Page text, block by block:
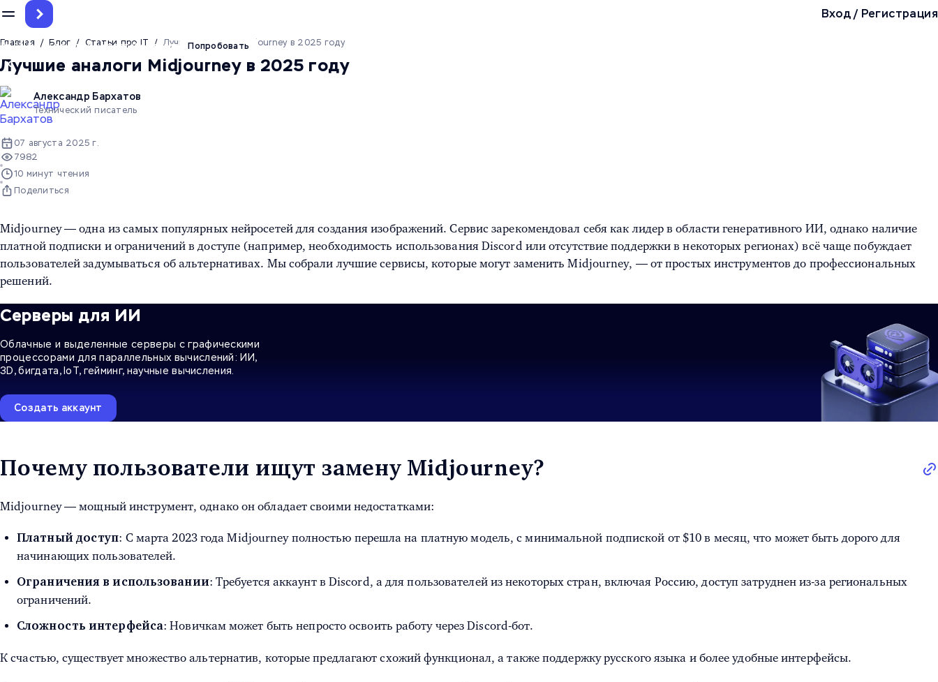
До 12.5 млн токенов на тест ИИ-агента Попробовать
Вход/ Регистрация
Главная / Блог / Статьи про IT / Лучшие аналоги Midjourney в 2025 году
Лучшие аналоги Midjourney в 2025 году
Александр Бархатов
Технический писатель
07 августа 2025 г.
7982
10 минут чтения
Поделиться
Midjourney — одна из самых популярных нейросетей для создания изображений. Сервис зарекомендовал себя как лидер в области генеративного ИИ, однако наличие
платной подписки и ограничений в доступе (например, необходимость использования Discord или отсутствие поддержки в некоторых регионах) всё чаще побуждает
пользователей задумываться об альтернативах. Мы собрали лучшие сервисы, которые могут заменить Midjourney, — от простых инструментов до профессиональных
решений.
Серверы для ИИ
Облачные и выделенные серверы с графическими
процессорами для параллельных вычислений: ИИ,
3D, бигдата, IoT, гейминг, научные вычисления.
Создать аккаунт
Почему пользователи ищут замену Midjourney?
Midjourney — мощный инструмент, однако он обладает своими недостатками:
Платный доступ: С марта 2023 года Midjourney полностью перешла на платную модель, с минимальной подпиской от $10 в месяц, что может быть дорого для
начинающих пользователей.
Ограничения в использовании: Требуется аккаунт в Discord, а для пользователей из некоторых стран, включая Россию, доступ затруднен из-за региональных
ограничений.
Сложность интерфейса: Новичкам может быть непросто освоить работу через Discord-бот.
К счастью, существует множество альтернатив, которые предлагают схожий функционал, а также поддержку русского языка и более удобные интерфейсы.